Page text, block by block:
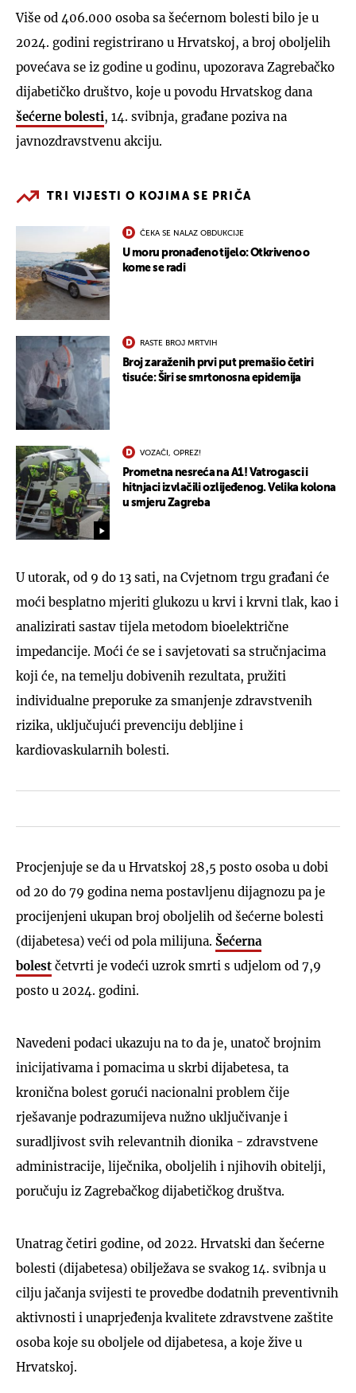
Više od 406.000 osoba sa šećernom bolesti bilo je u
2024. godini registrirano u Hrvatskoj, a broj oboljelih
povećava se iz godine u godinu, upozorava Zagrebačko
dijabetičko društvo, koje u povodu Hrvatskog dana
šećerne bolesti, 14. svibnja, građane poziva na
javnozdravstvenu akciju.
TRI VIJESTI O KOJIMA SE PRIČA
ČEKA SE NALAZ OBDUKCIJE
U moru pronađeno tijelo: Otkriveno o
kome se radi
RASTE BROJ MRTVIH
Broj zaraženih prvi put premašio četiri
tisuće: Širi se smrtonosna epidemija
VOZAČI, OPREZ!
Prometna nesreća na A1! Vatrogasci i
hitnjaci izvlačili ozlijeđenog. Velika kolona
u smjeru Zagreba
U utorak, od 9 do 13 sati, na Cvjetnom trgu građani će
moći besplatno mjeriti glukozu u krvi i krvni tlak, kao i
analizirati sastav tijela metodom bioelektrične
impedancije. Moći će se i savjetovati sa stručnjacima
koji će, na temelju dobivenih rezultata, pružiti
individualne preporuke za smanjenje zdravstvenih
rizika, uključujući prevenciju debljine i
kardiovaskularnih bolesti.
Procjenjuje se da u Hrvatskoj 28,5 posto osoba u dobi
od 20 do 79 godina nema postavljenu dijagnozu pa je
procijenjeni ukupan broj oboljelih od šećerne bolesti
(dijabetesa) veći od pola milijuna. Šećerna
bolest četvrti je vodeći uzrok smrti s udjelom od 7,9
posto u 2024. godini.
Navedeni podaci ukazuju na to da je, unatoč brojnim
inicijativama i pomacima u skrbi dijabetesa, ta
kronična bolest gorući nacionalni problem čije
rješavanje podrazumijeva nužno uključivanje i
suradljivost svih relevantnih dionika - zdravstvene
administracije, liječnika, oboljelih i njihovih obitelji,
poručuju iz Zagrebačkog dijabetičkog društva.
Unatrag četiri godine, od 2022. Hrvatski dan šećerne
bolesti (dijabetesa) obilježava se svakog 14. svibnja u
cilju jačanja svijesti te provedbe dodatnih preventivnih
aktivnosti i unaprjeđenja kvalitete zdravstvene zaštite
osoba koje su oboljele od dijabetesa, a koje žive u
Hrvatskoj.